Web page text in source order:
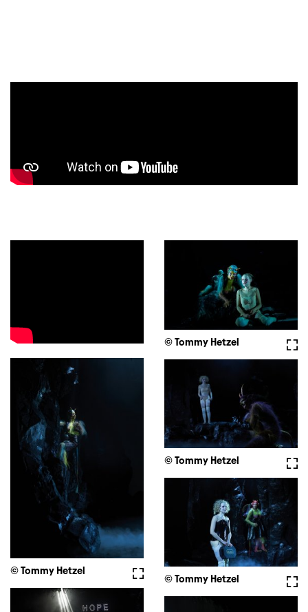
© Tommy Hetzel
Vollbild
© Tommy Hetzel
© Tommy Hetzel
© Tommy Hetzel